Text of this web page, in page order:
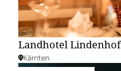
Landhotel Lindenhof
Kärnten